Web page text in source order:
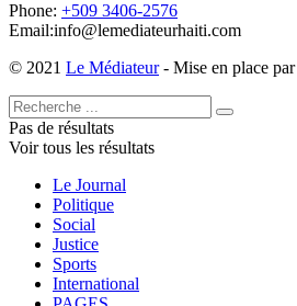
Phone: +509 3406-2576
Email:info@lemediateurhaiti.com
© 2021 Le Médiateur- Mise en place par
Pas de résultats
Voir tous les résultats
Le Journal
Politique
Social
Justice
Sports
International